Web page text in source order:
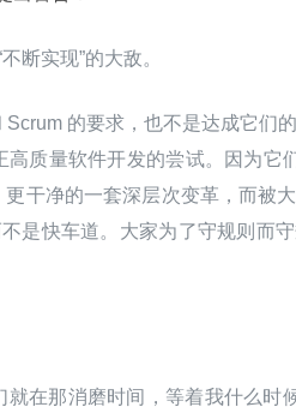
断实现”的大敌。
的要求，也不是达成它们
质量软件开发的尝试。因为它
干净的一套深层次变革，而被
是快车道。大家为了守规则而
在那消磨时间，等着我什么时